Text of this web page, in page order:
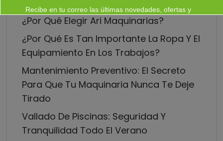
¿Por Qué Elegir Ari Maquinarias?
¿Por Qué Es Tan Importante La Ropa Y El
Equipamiento En Los Trabajos?
Mantenimiento Preventivo: El Secreto
Para Que Tu Maquinaria Nunca Te Deje
Tirado
Vallado De Piscinas: Seguridad Y
Tranquilidad Todo El Verano
Recibe en tu correo las últimas novedades, ofertas y
lanzamientos de Ari Maquinaria.